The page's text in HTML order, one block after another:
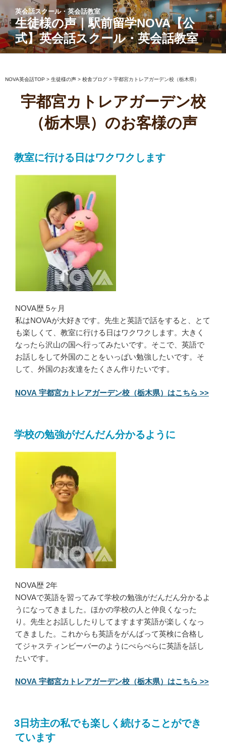
ン
テ
ン
ツ
ス
英会話スクール・英会話教室
生徒様の声｜駅前留学NOVA【公
式】英会話スクール・英会話教室
NOVA英会話TOP > 生徒様の声 > 校舎ブログ > 宇都宮カトレアガーデン校（栃木県）
宇都宮カトレアガーデン校
（栃木県）のお客様の声
教室に行ける日はワクワクします
NOVA歴 5ヶ月
私はNOVAが大好きです。先生と英語で話をすると、とて
も楽しくて、教室に行ける日はワクワクします。大きく
なったら沢山の国へ行ってみたいです。そこで、英語で
お話しをして外国のことをいっぱい勉強したいです。そ
して、外国のお友達をたくさん作りたいです。
NOVA 宇都宮カトレアガーデン校（栃木県）はこちら >>
学校の勉強がだんだん分かるように
NOVA歴 2年
NOVAで英語を習ってみて学校の勉強がだんだん分かるよ
うになってきました。ほかの学校の人と仲良くなった
り。先生とお話ししたりしてますます英語が楽しくなっ
てきました。これからも英語をがんばって英検に合格し
てジャスティンビーバーのようにぺらぺらに英語を話し
たいです。
NOVA 宇都宮カトレアガーデン校（栃木県）はこちら >>
3日坊主の私でも楽しく続けることができ
ています